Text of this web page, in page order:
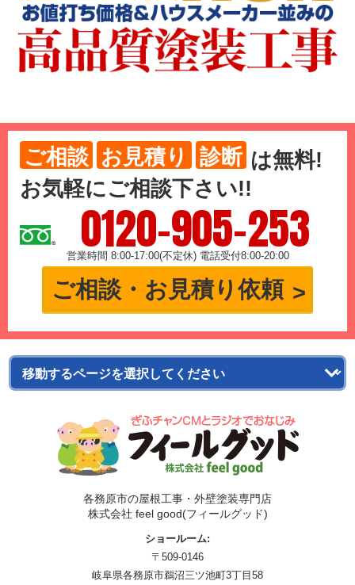
ご相談 お見積り 診断 は無料!
お気軽にご相談下さい!!
0120-905-253
営業時間 8:00-17:00(不定休) 電話受付8:00-20:00
ご相談・お見積り依頼
各務原市の屋根工事・外壁塗装専門店
株式会社 feel good(フィールグッド)
ショールーム:
〒509-0146
岐阜県各務原市鵜沼三ツ池町3丁目58